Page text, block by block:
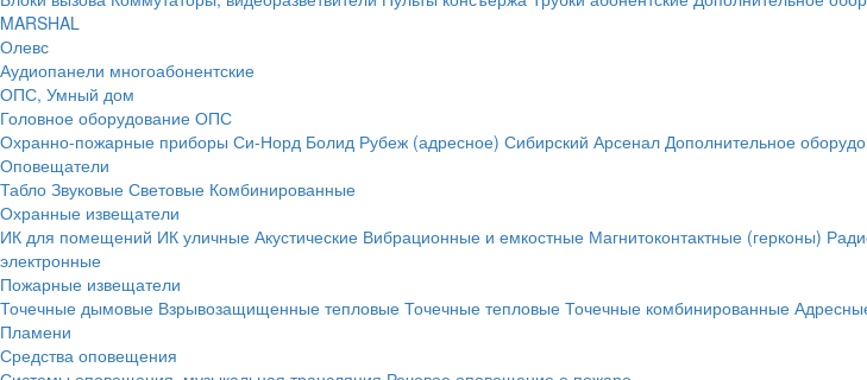
MARSHAL
Олевс
Аудиопанели многоабонентские
ОПС, Умный дом
Головное оборудование ОПС
Охранно-пожарные приборы Си-Норд Болид Рубеж (адресное) Сибирский Арсенал Дополнительное
Оповещатели
Табло Звуковые Световые Комбинированные
Охранные извещатели
ИК для помещений ИК уличные Акустические Вибрационные и емкостные Магнитоконтактные (герконы)
электронные
Пожарные извещатели
Точечные дымовые Взрывозащищенные тепловые Точечные тепловые Точечные комбинированные
Пламени
Средства оповещения